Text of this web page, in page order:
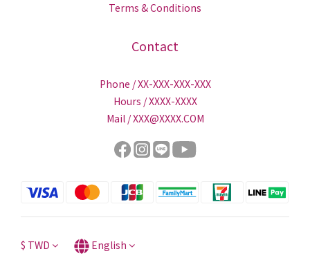
Terms & Conditions
Contact
Phone / XX-XXX-XXX-XXX
Hours / XXXX-XXXX
Mail / XXX@XXXX.COM
$ TWD English